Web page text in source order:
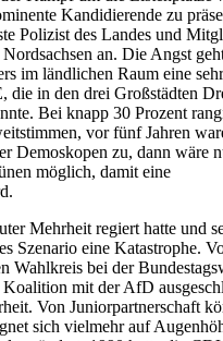
Kandidierende zu
Polizist des Landes und
an. Die Angst
im ländlichen Raum eine
in den drei Großstädten
Bei knapp 30 Prozent
vor fünf Jahren
Demoskopen zu, dann wäre
möglich, damit eine
Mehrheit regiert hatte und
Szenario eine Katastrophe.
Wahlkreis bei der
mit der AfD
Von Juniorpartnerschaft
sich vielmehr auf